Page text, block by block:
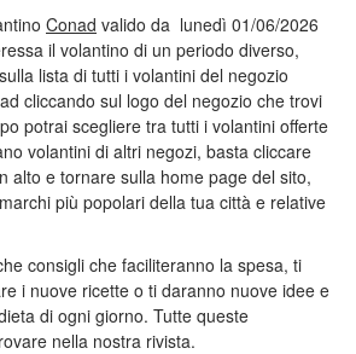
Conad valido da lunedì 01/06/2026
il volantino di un periodo diverso,
lista di tutti i volantini del negozio
cliccando sul logo del negozio che trovi
potrai scegliere tra tutti i volantini offerte
volantini di altri negozi, basta cliccare
alto e tornare sulla home page del sito,
più popolari della tua città e relative
consigli che faciliteranno la spesa, ti
i nuove ricette o ti daranno nuove idee e
di ogni giorno. Tutte queste
nella nostra rivista.